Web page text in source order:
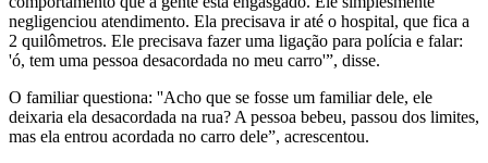
negligenciou atendimento. Ela precisava ir até o hospital, que fica a
2 quilômetros. Ele precisava fazer uma ligação para polícia e falar:
'ó, tem uma pessoa desacordada no meu carro'”, disse.
O familiar questiona: ''Acho que se fosse um familiar dele, ele
deixaria ela desacordada na rua? A pessoa bebeu, passou dos limites,
mas ela entrou acordada no carro dele”, acrescentou.